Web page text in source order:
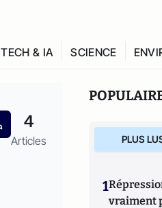
TECH & IA SCIENCE
4
Articles PLUS
1
vraiment